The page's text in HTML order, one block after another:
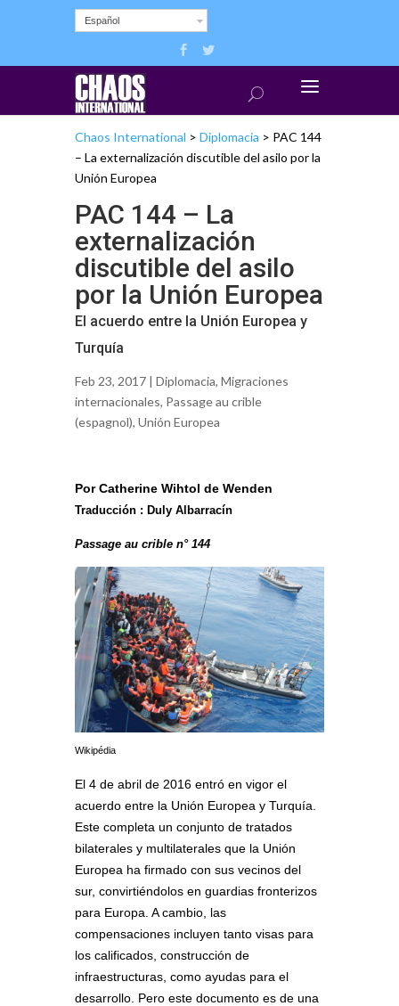
Español
Chaos International > Diplomacia > PAC 144
– La externalización discutible del asilo por la
Unión Europea
PAC 144 – La
externalización
discutible del asilo
por la Unión Europea
El acuerdo entre la Unión Europea y
Turquía
Feb 23, 2017 | Diplomacia, Migraciones
internacionales, Passage au crible
(espagnol), Unión Europea
Por Catherine Wihtol de Wenden
Traducción : Duly Albarracín
Passage au crible n° 144
Wikipédia
El 4 de abril de 2016 entró en vigor el
acuerdo entre la Unión Europea y Turquía.
Este completa un conjunto de tratados
bilaterales y multilaterales que la Unión
Europea ha firmado con sus vecinos del
sur, convirtiéndolos en guardias fronterizos
para Europa. A cambio, las
compensaciones incluyen tanto visas para
los calificados, construcción de
infraestructuras, como ayudas para el
desarrollo. Pero este documento es de una